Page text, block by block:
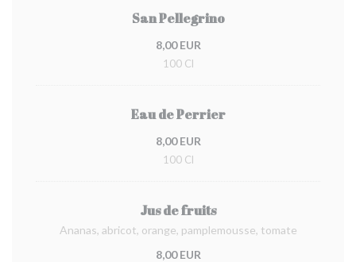
San Pellegrino
8,00 EUR
100 Cl
Eau de Perrier
8,00 EUR
100 Cl
Jus de fruits
Ananas, abricot, orange, pamplemousse, tomate
8,00 EUR